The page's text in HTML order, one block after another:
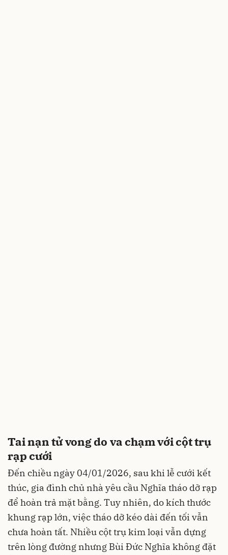
Tai nạn tử vong do va chạm với cột trụ
rạp cưới
Đến chiều ngày 04/01/2026, sau khi lễ cưới kết
thúc, gia đình chủ nhà yêu cầu Nghĩa tháo dỡ rạp
để hoàn trả mặt bằng. Tuy nhiên, do kích thước
khung rạp lớn, việc tháo dỡ kéo dài đến tối vẫn
chưa hoàn tất. Nhiều cột trụ kim loại vẫn dựng
trên lòng đường nhưng Bùi Đức Nghĩa không đặt